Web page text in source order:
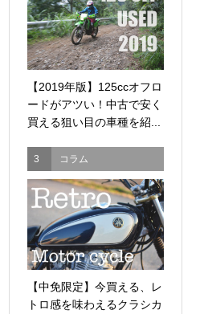
【2019年版】125ccオフロ
ードがアツい！中古で安く
買える狙い目の車種を紹...
3 コラム
【中免限定】今買える、レ
トロ感を味わえるクラシカ